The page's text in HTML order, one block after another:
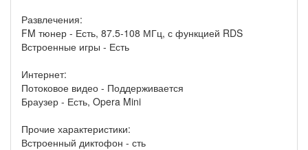
Развлечения:
FM тюнер - Есть, 87.5-108 МГц, с функцией RDS
Встроенные игры - Есть
Интернет:
Потоковое видео - Поддерживается
Браузер - Есть, Opera Mini
Прочие характеристики:
Встроенный диктофон - сть